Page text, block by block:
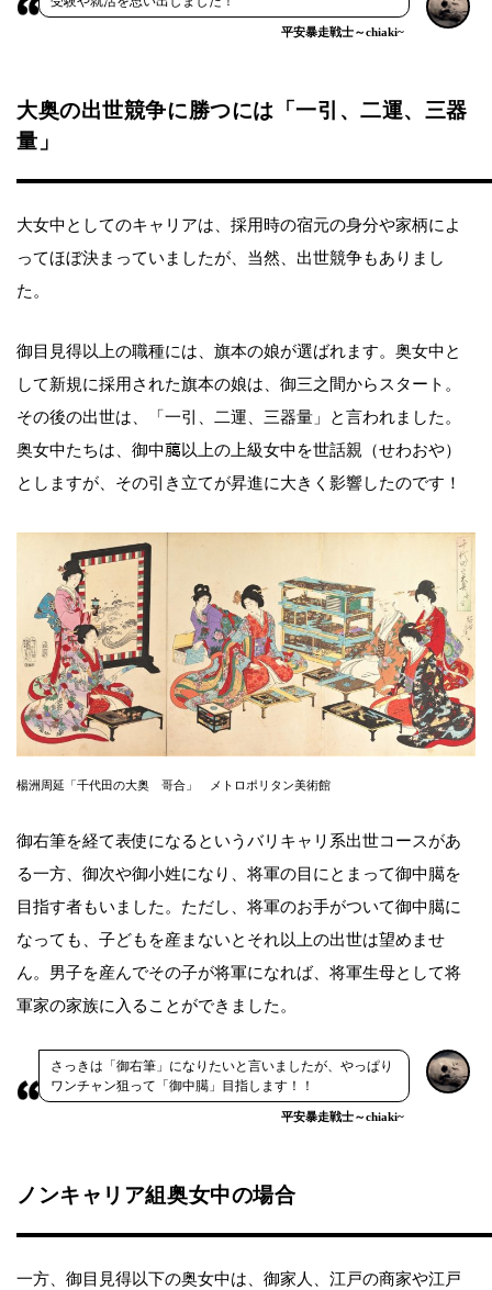
平安暴走戦士～chiaki~
大奥の出世競争に勝つには「一引、二運、三器
量」
大女中としてのキャリアは、採用時の宿元の身分や家柄によ
ってほぼ決まっていましたが、当然、出世競争もありまし
た。
御目見得以上の職種には、旗本の娘が選ばれます。奥女中と
して新規に採用された旗本の娘は、御三之間からスタート。
その後の出世は、「一引、二運、三器量」と言われました。
奥女中たちは、御中﨟以上の上級女中を世話親（せわおや）
としますが、その引き立てが昇進に大きく影響したのです！
楊洲周延「千代田の大奥 哥合」 メトロポリタン美術館
御右筆を経て表使になるというバリキャリ系出世コースがあ
る一方、御次や御小姓になり、将軍の目にとまって御中臈を
目指す者もいました。ただし、将軍のお手がついて御中臈に
なっても、子どもを産まないとそれ以上の出世は望めませ
ん。男子を産んでその子が将軍になれば、将軍生母として将
軍家の家族に入ることができました。
さっきは「御右筆」になりたいと言いましたが、やっぱり
ワンチャン狙って「御中臈」目指します！！
平安暴走戦士～chiaki~
ノンキャリア組奥女中の場合
一方、御目見得以下の奥女中は、御家人、江戸の商家や江戸